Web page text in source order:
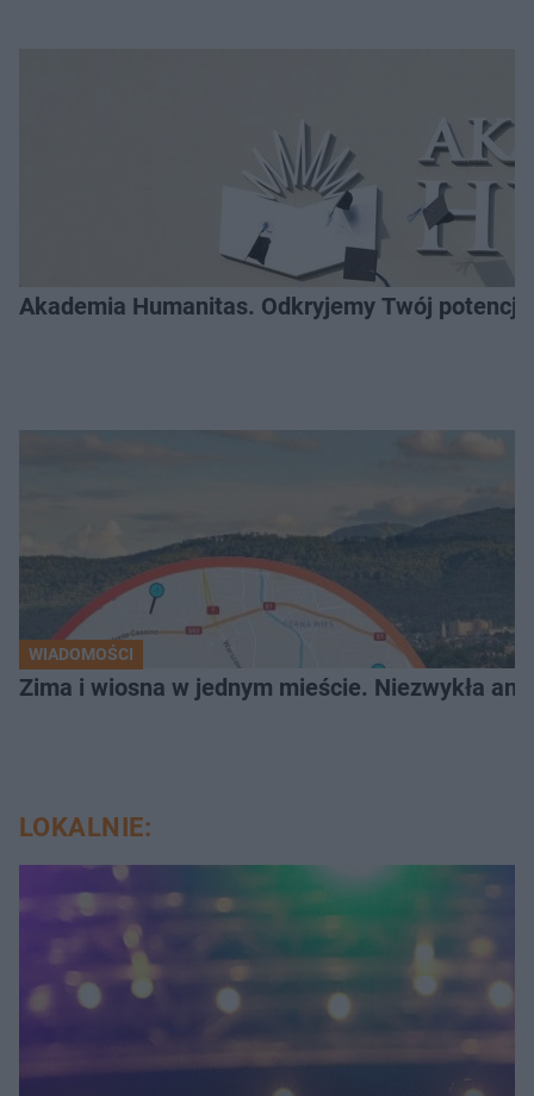
Akademia Humanitas. Odkryjemy Twój
WIADOMOŚCI
Zima i wiosna w jednym mieście. Niezwykła
LOKALNIE: